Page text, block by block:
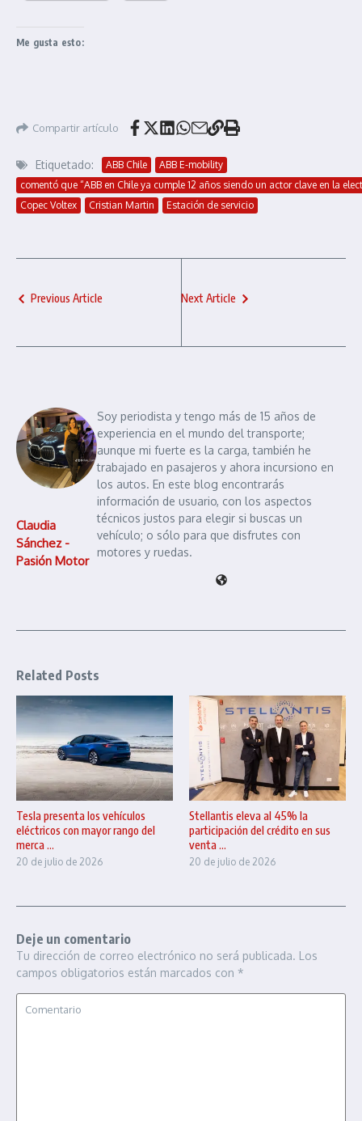
Me gusta esto:
Compartir artículo
Etiquetado: ABB Chile
ABB E-mobility
comentó que “ABB en Chile ya cumple 12 años siendo un actor clave en la
Copec Voltex
Cristian Martin Estación de servicio
Previous Article Next Article
Claudia
Sánchez -
Pasión Motor
Soy periodista y tengo más de 15 años de
experiencia en el mundo del transporte;
aunque mi fuerte es la carga, también he
trabajado en pasajeros y ahora incursiono en
los autos. En este blog encontrarás
información de usuario, con los aspectos
técnicos justos para elegir si buscas un
vehículo; o sólo para que disfrutes con
motores y ruedas.
Related Posts
Tesla presenta los vehículos
eléctricos con mayor rango del
merca ...
20 de julio de 2026
Stellantis eleva al 45% la
participación del crédito en sus
venta ...
20 de julio de 2026
Deje un comentario
Tu dirección de correo electrónico no será publicada. Los
campos obligatorios están marcados con *